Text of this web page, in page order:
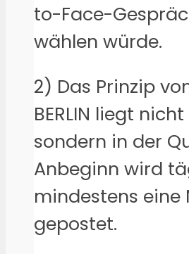
to-Face-
wählen würde.
2) Das Prinzip
BERLIN liegt
sondern in der
Anbeginn wird
mindestens eine
gepostet.